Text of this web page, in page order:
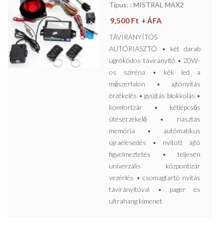
Típus: : MISTRAL MAX2
9,500 Ft + ÁFA
TÁVIRÁNYÍTÓS
AUTÓRIASZTÓ • két darab
ugrókódos távirányító • 20W-
os sziréna • kék led a
műszerfalon • ajtónyitás
érzékelés • gyújtás blokkolás •
komfortzár • kétlépcsős
ütésérzékelő • riasztás
memória • autómatikus
újraélesedés • nyitott ajtó
figyelmeztetés • teljesen
univerzális központizár
vezérlés • csomagtartó nyitás
távirányítóval • pager és
ultrahang kimenet